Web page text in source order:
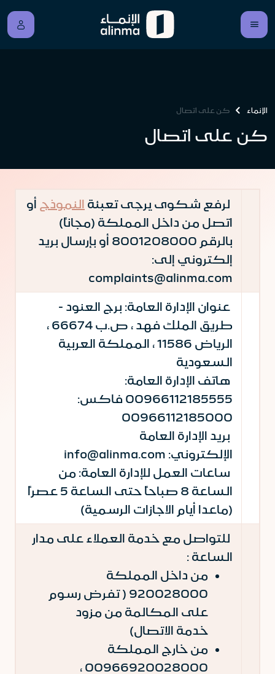
الإنماء كن على اتصال
كن على اتصال
لرفع شكوى يرجى تعبئة النموذج أو
اتصل من داخل المملكة (مجاناً)
بالرقم 8001208000 أو بإرسال بريد
إلكتروني إلى:
complaints@alinma.com
عنوان الإدارة العامة: برج العنود -
طريق الملك فهد ، ص.ب 66674 ،
الرياض 11586 ، المملكة العربية
السعودية
هاتف الإدارة العامة:
00966112185555 فاكس:
00966112185000
بريد الإدارة العامة
الإلكتروني: info@alinma.com
ساعات العمل للإدارة العامة: من
الساعة 8 صباحاً حتى الساعة 5 عصراً
(ماعدا أيام الاجازات الرسمية)
للتواصل مع خدمة العملاء على مدار
الساعة :
من داخل المملكة
920028000 ( تفرض رسوم
على المكالمة من مزود
خدمة الاتصال)
من خارج المملكة
00966920028000 ،